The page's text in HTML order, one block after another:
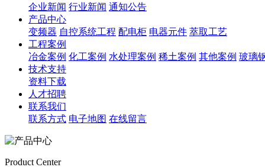
企业新闻 行业新闻 通知公告
产品中心
变频器 自控系统工程 配电柜 电器元件 萃取工艺
工程案例
冶金案例 化工案例 水处理案例 稀土案例 其他案例 玻璃
技术支持
资料下载
人才招聘
联系我们
联系方式 电子地图 在线留言
Product Center